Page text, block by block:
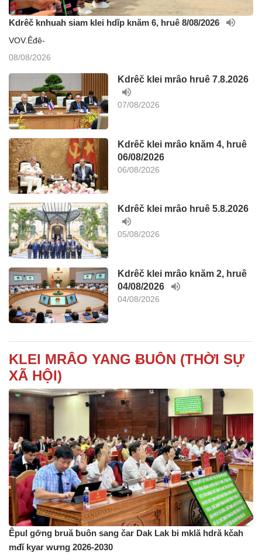
Kdrêč knhuah siam klei hdĭp knăm 6, hruê 8/08/2026
VOV.Êđê-
08/08/2026
Kdrêč klei mrâo hruê 7.8.2026
07/08/2026
Kdrêč klei mrâo knăm 4, hruê
06/08/2026
06/08/2026
Kdrêč klei mrâo hruê 5.8.2026
05/08/2026
Kdrêč klei mrâo knăm 2, hruê
04/08/2026
04/08/2026
KLEI MRÂO YANG ɃUÔN (THỜI SỰ
XÃ HỘI)
Êpul gơ̆ng bruă ƀuôn sang čar Dak Lak bi mklă hdră kčah
mđĭ kyar wưng 2026-2030